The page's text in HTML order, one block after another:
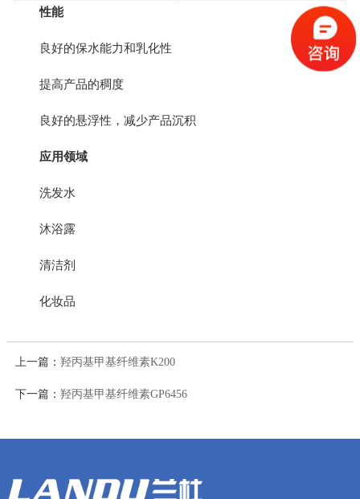
性能
良好的保水能力和乳化性
提高产品的稠度
良好的悬浮性，减少产品沉积
应用领域
洗发水
沐浴露
清洁剂
化妆品
上一篇： 羟丙基甲基纤维素K200
下一篇： 羟丙基甲基纤维素GP6456